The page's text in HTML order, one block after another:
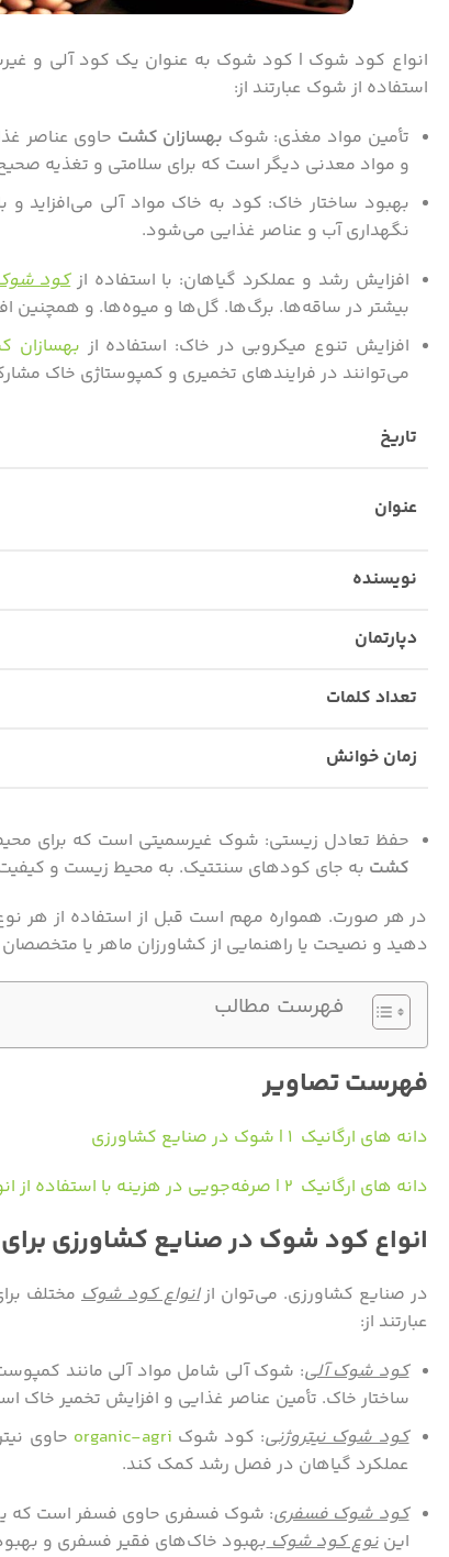
انواع کود شوک | کود شوک به عنوان یک کود آلی و
استفاده از شوک عبارتند از:
تأمین مواد مغذی: شوک بهسازان کشت حاوی عناصر
و مواد معدنی دیگر است که برای سلامتی و تغذیه
بهبود ساختار خاک: کود به خاک مواد آلی می‌افزاید
نگهداری آب و عناصر غذایی می‌شود.
افزایش رشد و عملکرد گیاهان: با استفاده ازکود
بیشتر در ساقه‌ها. برگ‌ها. گل‌ها و میوه‌ها. و همچنین
افزایش تنوع میکروبی در خاک: استفاده از بهسازان
می‌توانند در فرایندهای تخمیری و کمپوستاژی خاک
تاریخ
عنوان
نویسنده
دپارتمان
تعداد کلمات
زمان خوانش
حفظ تعادل زیستی: شوک غیرسمیتی است که برای
کشت به جای کودهای سنتتیک. به محیط زیست و کیفیت
در هر صورت. همواره مهم است قبل از استفاده از هر
دهید و نصیحت یا راهنمایی از کشاورزان ماهر یا
فهرست مطالب
فهرست تصاویر
دانه های ارگانیک ۱ | شوک در صنایع کشاورزی
دانه های ارگانیک ۲ | صرفه‌جویی در هزینه با استفاده از انواع کود
انواع کود شوک در صنایع کشاورزی
در صنایع کشاورزی. می‌توان ازانواع کود شوک مختلف
عبارتند از:
کود شوک آلی: شوک آلی شامل مواد آلی مانند
ساختار خاک. تأمین عناصر غذایی و افزایش تخمیر خاک
کود شوک نیتروژنی: کود شوک organic-agri حاوی
عملکرد گیاهان در فصل رشد کمک کند.
کود شوک فسفری: شوک فسفری حاوی فسفر است که
ایننوع کود شوکبهبود خاک‌های فقیر فسفری و